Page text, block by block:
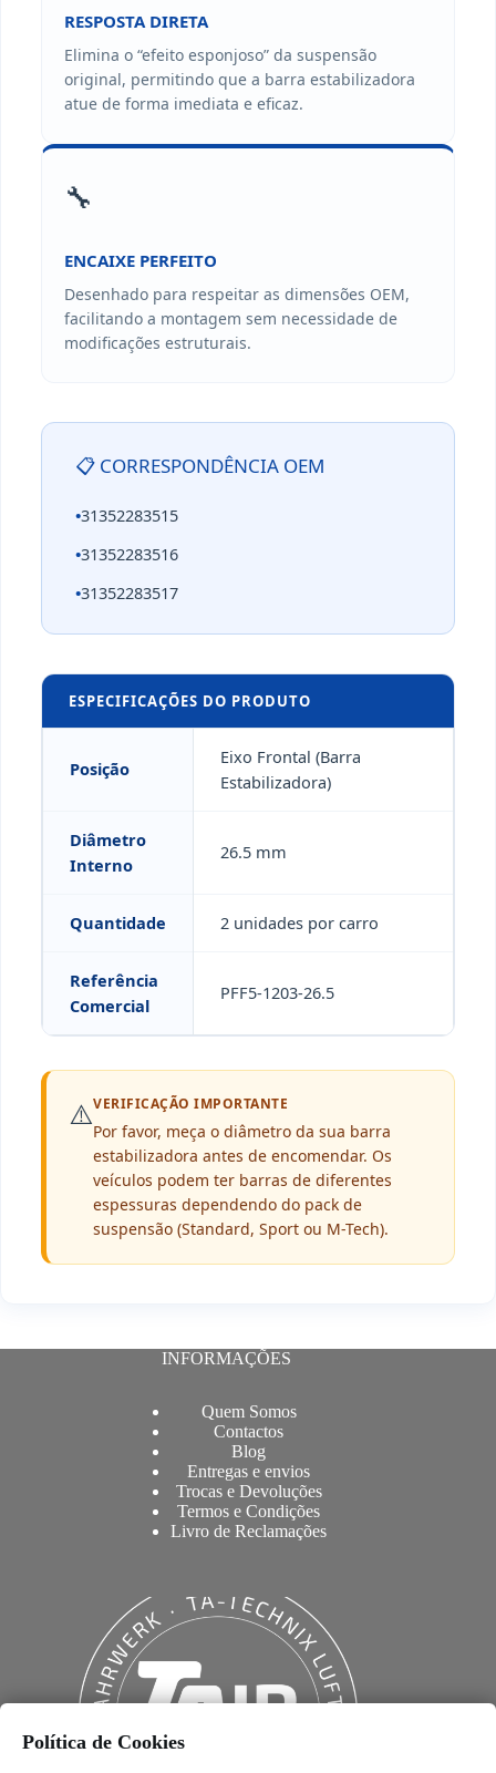
RESPOSTA DIRETA
Elimina o “efeito esponjoso” da suspensão
original, permitindo que a barra estabilizadora
atue de forma imediata e eficaz.
🔧
ENCAIXE PERFEITO
Desenhado para respeitar as dimensões OEM,
facilitando a montagem sem necessidade de
modificações estruturais.
📋 CORRESPONDÊNCIA OEM
•31352283515
•31352283516
•31352283517
ESPECIFICAÇÕES DO PRODUTO
Posição
Eixo Frontal (Barra
Estabilizadora)
Diâmetro
Interno
26.5 mm
Quantidade 2 unidades por carro
Referência
Comercial
PFF5-1203-26.5
⚠️VERIFICAÇÃO IMPORTANTE
Por favor, meça o diâmetro da sua barra
estabilizadora antes de encomendar. Os
veículos podem ter barras de diferentes
espessuras dependendo do pack de
suspensão (Standard, Sport ou M-Tech).
INFORMAÇÕES
Quem Somos
Contactos
Blog
Entregas e envios
Trocas e Devoluções
Termos e Condições
Livro de Reclamações
Política de Cookies